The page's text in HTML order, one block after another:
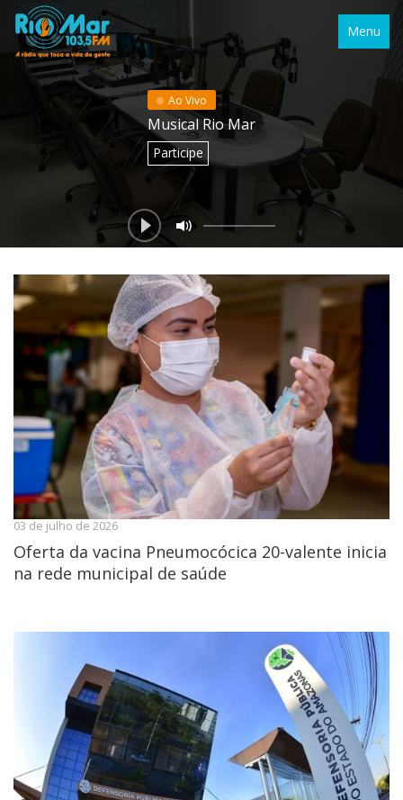
Menu
Ao Vivo
Musical Rio Mar
Participe
03 de julho de 2026
Oferta da vacina Pneumocócica 20-valente inicia
na rede municipal de saúde